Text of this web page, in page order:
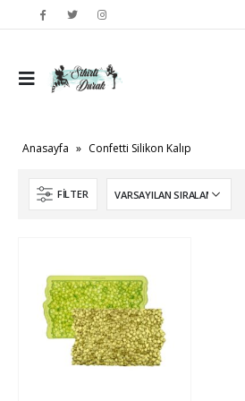
Anasayfa » Confetti Silikon Kalıp
FILTER